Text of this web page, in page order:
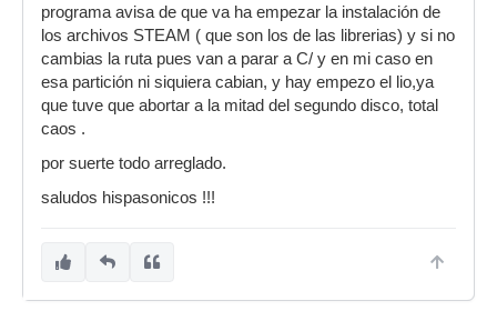
programa avisa de que va ha empezar la instalación de
los archivos STEAM ( que son los de las librerias) y si no
cambias la ruta pues van a parar a C/ y en mi caso en
esa partición ni siquiera cabian, y hay empezo el lio,ya
que tuve que abortar a la mitad del segundo disco, total
caos .
por suerte todo arreglado.
saludos hispasonicos !!!